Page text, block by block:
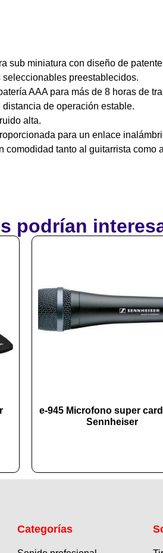
sub miniatura con diseño de
preestablecidos.
AAA para más de 8 horas de
distancia de operación estable.
alta.
para un enlace
comodidad tanto al guitarrista como
podrían
e-945 Microfono super
Sennheiser
Categorías